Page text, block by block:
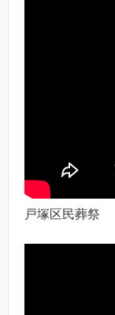
戸塚区民葬祭